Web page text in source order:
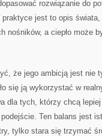
rozwiązanie do
praktyce jest to opis
nośników, a ciepło może
że jego ambicją jest nie
się ją wykorzystać w
dla tych, którzy chcą
Ten balans jest
tylko stara się trzymać